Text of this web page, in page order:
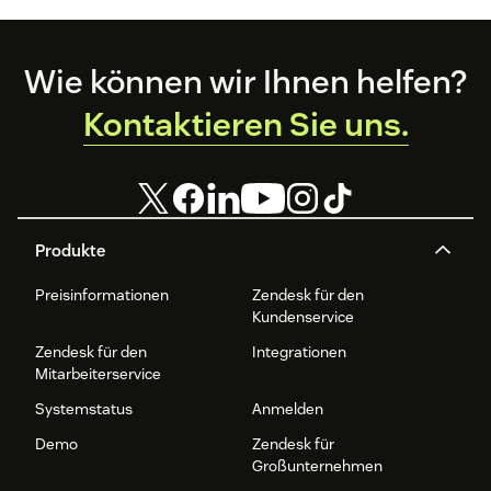
Footer
Produkte
Preisinformationen
Zendesk für den
Kundenservice
Zendesk für den
Mitarbeiterservice
Integrationen
Systemstatus
Anmelden
Demo
Zendesk für
Großunternehmen
Wie können wir Ihnen helfen?
Kontaktieren Sie uns.